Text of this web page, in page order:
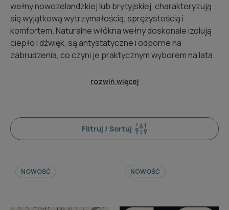
wełny nowozelandzkiej lub brytyjskiej, charakteryzują
się wyjątkową wytrzymałością, sprężystością i
komfortem. Naturalne włókna wełny doskonale izolują
ciepło i dźwięk, są antystatyczne i odporne na
zabrudzenia, co czyni je praktycznym wyborem na lata.
rozwiń więcej
Filtruj / Sortuj
NOWOŚĆ NOWOŚĆ